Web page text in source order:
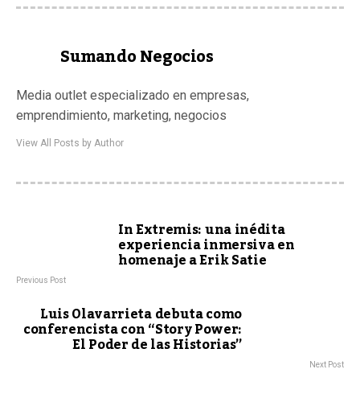
Sumando Negocios
Media outlet especializado en empresas,
emprendimiento, marketing, negocios
View All Posts by Author
In Extremis: una inédita
experiencia inmersiva en
homenaje a Erik Satie
Previous Post
Luis Olavarrieta debuta como
conferencista con “Story Power:
El Poder de las Historias”
Next Post